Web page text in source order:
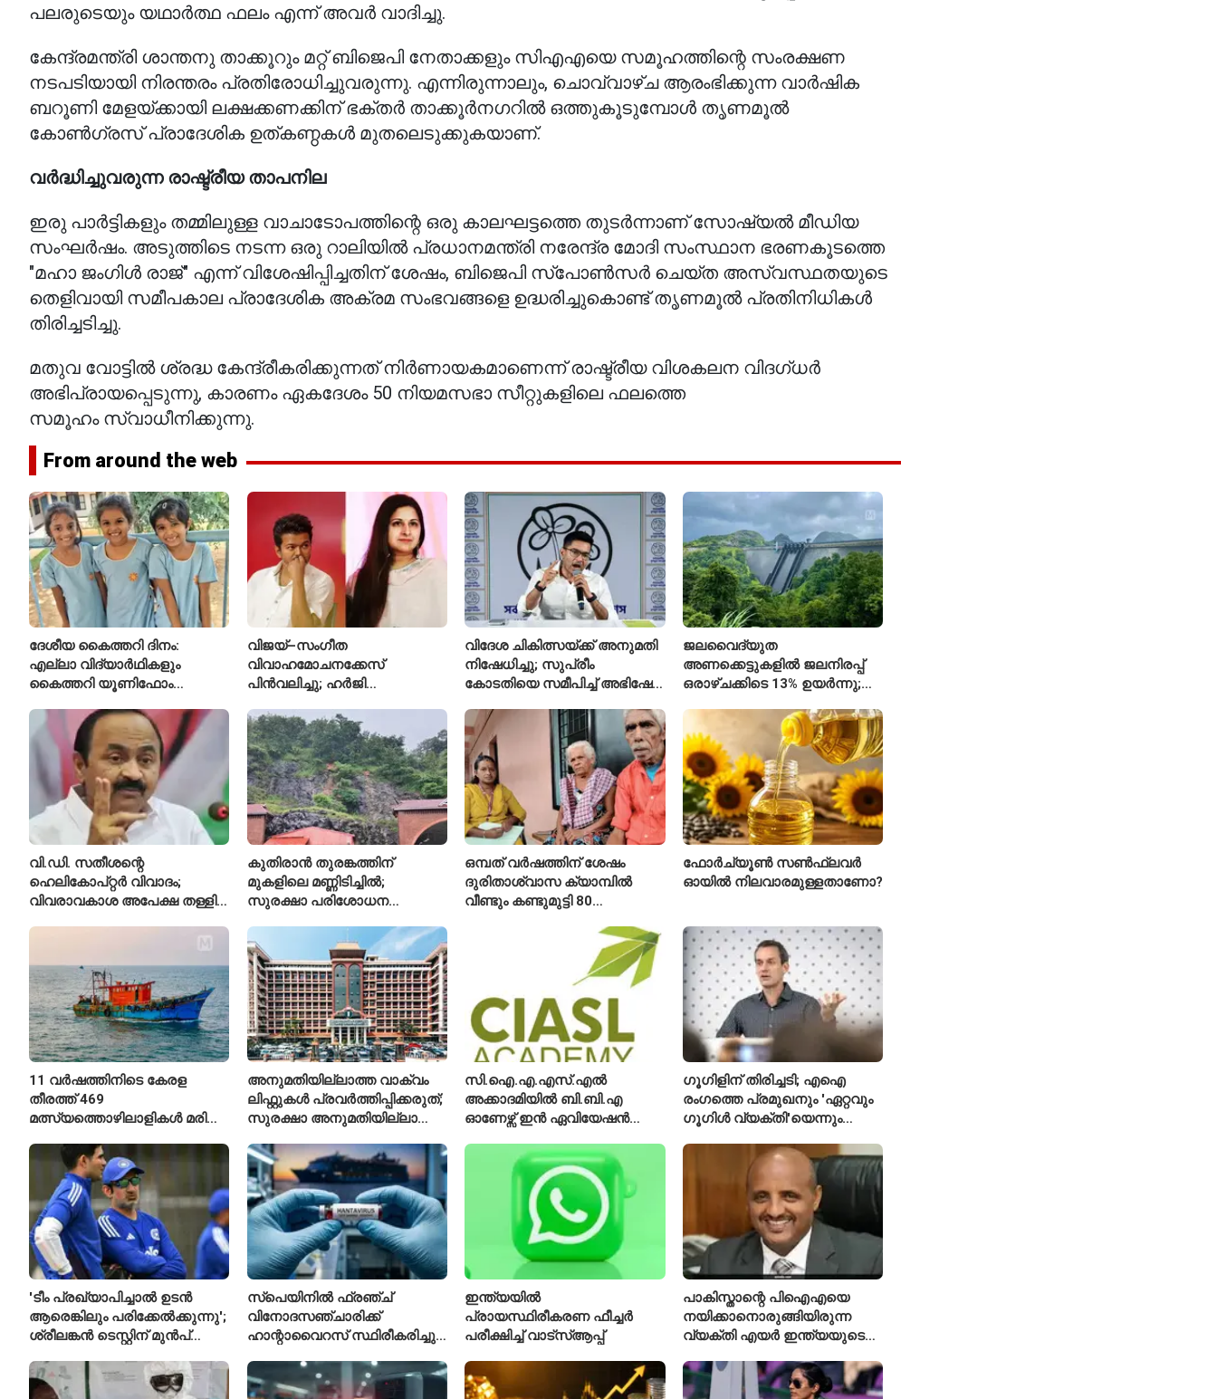
പലരുടെയും യഥാർത്ഥ ഫലം എന്ന് അവർ വാദിച്ചു.
കേന്ദ്രമന്ത്രി ശാന്തനു താക്കൂറും മറ്റ് ബിജെപി നേതാക്കളും സിഎഎയെ സമൂഹത്തിന്റെ സംരക്ഷണ
നടപടിയായി നിരന്തരം പ്രതിരോധിച്ചുവരുന്നു. എന്നിരുന്നാലും, ചൊവ്വാഴ്ച ആരംഭിക്കുന്ന വാർഷിക
ബറൂണി മേളയ്ക്കായി ലക്ഷക്കണക്കിന് ഭക്തർ താക്കൂർനഗറിൽ ഒത്തുകൂടുമ്പോൾ തൃണമൂൽ
കോൺഗ്രസ് പ്രാദേശിക ഉത്കണ്ഠകൾ മുതലെടുക്കുകയാണ്.
വർദ്ധിച്ചുവരുന്ന രാഷ്ട്രീയ താപനില
ഇരു പാർട്ടികളും തമ്മിലുള്ള വാചാടോപത്തിന്റെ ഒരു കാലഘട്ടത്തെ തുടർന്നാണ് സോഷ്യൽ മീഡിയ
സംഘർഷം. അടുത്തിടെ നടന്ന ഒരു റാലിയിൽ പ്രധാനമന്ത്രി നരേന്ദ്ര മോദി സംസ്ഥാന ഭരണകൂടത്തെ
"മഹാ ജംഗിൾ രാജ്" എന്ന് വിശേഷിപ്പിച്ചതിന് ശേഷം, ബിജെപി സ്പോൺസർ ചെയ്ത അസ്വസ്ഥതയുടെ
തെളിവായി സമീപകാല പ്രാദേശിക അക്രമ സംഭവങ്ങളെ ഉദ്ധരിച്ചുകൊണ്ട് തൃണമൂൽ പ്രതിനിധികൾ
തിരിച്ചടിച്ചു.
മതുവ വോട്ടിൽ ശ്രദ്ധ കേന്ദ്രീകരിക്കുന്നത് നിർണായകമാണെന്ന് രാഷ്ട്രീയ വിശകലന വിദഗ്ധർ
അഭിപ്രായപ്പെടുന്നു, കാരണം ഏകദേശം 50 നിയമസഭാ സീറ്റുകളിലെ ഫലത്തെ
സമൂഹം സ്വാധീനിക്കുന്നു.
From around the web
ദേശീയ കൈത്തറി ദിനം:
എല്ലാ വിദ്യാർഥികളും
കൈത്തറി യൂണിഫോം
സ്കൂൾ വേറിട്ട മാതൃക
വിജയ്–സംഗീത
വിവാഹമോചനക്കേസ്
പിൻവലിച്ചു; ഹർജി
അവസാനിപ്പിച്ച് കോടതി
വിദേശ ചികിത്സയ്ക്ക് അനുമതി
നിഷേധിച്ചു; സുപ്രീം
കോടതിയെ സമീപിച്ച് അഭിഷേക്
ജലവൈദ്യുത
അണക്കെട്ടുകളിൽ ജലനിരപ്പ്
ഒരാഴ്ചക്കിടെ 13% ഉയർന്നു;
ഇപ്പോഴും കുറവ്
വി.ഡി. സതീശന്റെ
ഹെലികോപ്റ്റർ വിവാദം;
വിവരാവകാശ അപേക്ഷ തള്ളി
കുതിരാൻ തുരങ്കത്തിന്
മുകളിലെ മണ്ണിടിച്ചിൽ;
സുരക്ഷാ പരിശോധന
ഒമ്പത് വർഷത്തിന് ശേഷം
ദുരിതാശ്വാസ ക്യാമ്പിൽ
വീണ്ടും കണ്ടുമുട്ടി 80
ഫോർച്യൂൺ സൺഫ്ലവർ
ഓയിൽ നിലവാരമുള്ളതാണോ?
11 വർഷത്തിനിടെ കേരള
തീരത്ത് 469
മത്സ്യത്തൊഴിലാളികൾ മരിച്ചു;
47,773 പേരെ രക്ഷപ്പെടുത്തി
അനുമതിയില്ലാത്ത വാക്വം
ലിഫ്റ്റുകൾ പ്രവർത്തിപ്പിക്കരുത്;
സുരക്ഷാ അനുമതിയില്ലാത്ത
ഹൈക്കോടതിയുടെ വിലക്ക്
സി.ഐ.എ.എസ്.എൽ
അക്കാദമിയിൽ ബി.ബി.എ
ഓണേഴ്സ് ഇൻ ഏവിയേഷൻ
ഈമാസം 12 വരെ
ഗൂഗിളിന് തിരിച്ചടി; എഐ
രംഗത്തെ പ്രമുഖനും 'ഏറ്റവും
ഗൂഗിൾ വ്യക്തി'യെന്നും
'ടീം പ്രഖ്യാപിച്ചാൽ ഉടൻ
ആരെങ്കിലും പരിക്കേൽക്കുന്നു';
ശ്രീലങ്കൻ ടെസ്റ്റിന് മുൻപ്
മുൻതാരം
സ്പെയിനിൽ ഫ്രഞ്ച്
വിനോദസഞ്ചാരിക്ക്
ഹാന്റാവൈറസ് സ്ഥിരീകരിച്ചു;
പ്രവേശിപ്പിച്ചു
ഇന്ത്യയിൽ
പ്രായസ്ഥിരീകരണ ഫീച്ചർ
പരീക്ഷിച്ച് വാട്‌സ്ആപ്പ്
പാകിസ്താന്റെ പിഐഎയെ
നയിക്കാനൊരുങ്ങിയിരുന്ന
വ്യക്തി എയർ ഇന്ത്യയുടെ